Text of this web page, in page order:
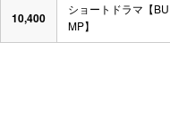
10,400
ショートドラマ【BU
MP】